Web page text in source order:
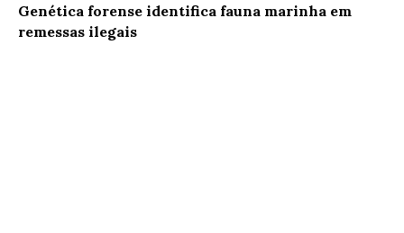
Genética forense identifica fauna marinha em
remessas ilegais